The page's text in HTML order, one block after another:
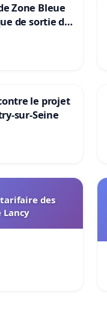
Zone Bleue
de sortie de
le projet
sur-Seine
des
Lancy